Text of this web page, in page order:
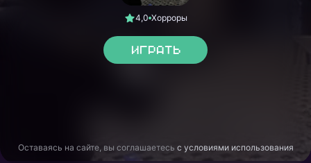
4,0 Хорроры
Играть
Оставаясь на сайте, вы соглашаетесь с условиями использования